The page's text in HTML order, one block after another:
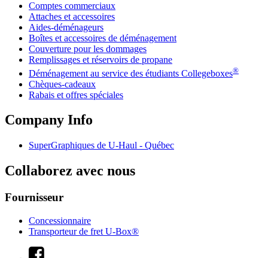
Comptes commerciaux
Attaches et accessoires
Aides-déménageurs
Boîtes et accessoires de déménagement
Couverture pour les dommages
Remplissages et réservoirs de propane
Déménagement au service des étudiants Collegeboxes®
Chèques-cadeaux
Rabais et offres spéciales
Company Info
SuperGraphiques de U-Haul - Québec
Collaborez avec nous
Fournisseur
Concessionnaire
Transporteur de fret U-Box®